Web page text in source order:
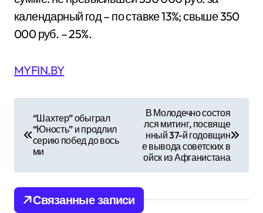
календарный год – по ставке 13%; свыше 350
000 руб. – 25%.
MYFIN.BY
и
г
“Шахтер” обыграл
“Юность” и продлил
серию побед до вось
ми
В Молодечно состоя
лся митинг, посвяще
нный 37-й годовщин
е вывода советских в
ойск из Афганистана
Связанные записи